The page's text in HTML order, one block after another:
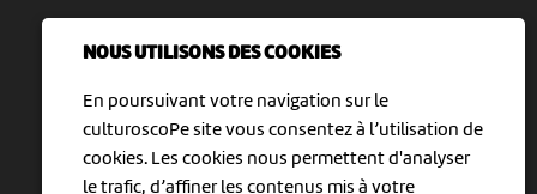
NOUS UTILISONS DES COOKIES
En poursuivant votre navigation sur le
culturoscoPe site vous consentez à l’utilisation de
cookies. Les cookies nous permettent d'analyser
le trafic, d’affiner les contenus mis à votre